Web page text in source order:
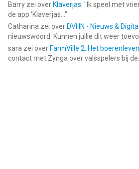
Barry zei over Klaverjas: " Ik speel met
de app ‘Klaverjas... "
Catharina zei over DVHN - Nieuws &
nieuwswoord. Kunnen jullie dit weer
sara zei over FarmVille 2: Het boerenleven
contact met Zynga over valsspelers bij de...